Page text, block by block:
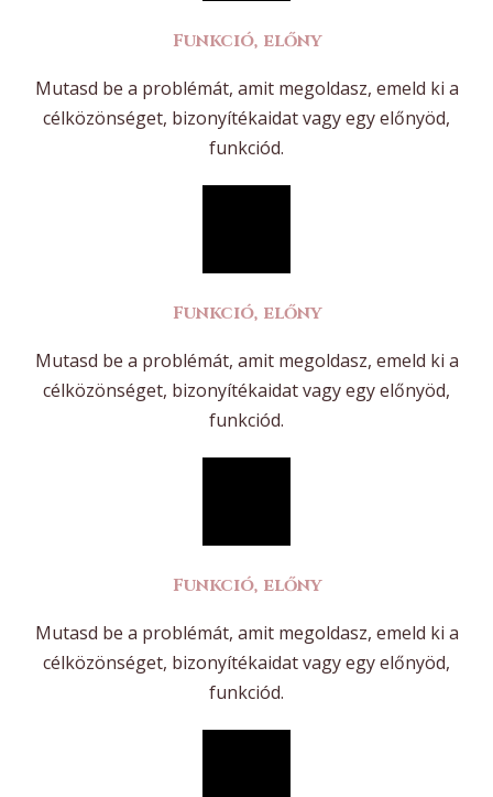
Funkció, előny
Mutasd be a problémát, amit megoldasz, emeld ki a
célközönséget, bizonyítékaidat vagy egy előnyöd,
funkciód.
Funkció, előny
Mutasd be a problémát, amit megoldasz, emeld ki a
célközönséget, bizonyítékaidat vagy egy előnyöd,
funkciód.
Funkció, előny
Mutasd be a problémát, amit megoldasz, emeld ki a
célközönséget, bizonyítékaidat vagy egy előnyöd,
funkciód.